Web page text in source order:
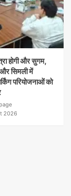
होगी और सुगम,
सिमली में
परियोजनाओं को
2026